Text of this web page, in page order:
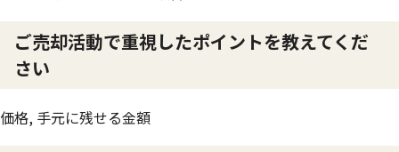
ご売却活動で重視したポイントを教えてくだ
さい
価格, 手元に残せる金額